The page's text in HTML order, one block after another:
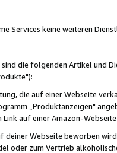
Services keine weiteren
die folgenden Artikel und
die auf einer Webseite
„Produktanzeigen"
Link auf einer Amazon-
deiner Webseite beworben
oder zum Vertrieb